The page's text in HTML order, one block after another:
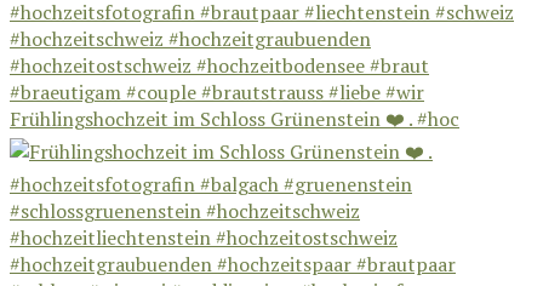
Frühlingshochzeit im Schloss Grünenstein ❤️ . #hoc